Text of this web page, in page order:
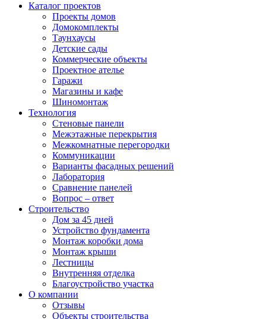
Каталог проектов
Проекты домов
Домокомплекты
Таунхаусы
Детские сады
Коммерческие объекты
Проектное ателье
Гаражи
Магазины и кафе
Шиномонтаж
Технология
Стеновые панели
Межэтажные перекрытия
Межкомнатные перегородки
Коммуникации
Варианты фасадных решений
Лаборатория
Сравнение панелей
Вопрос – ответ
Строительство
Дом за 45 дней
Устройство фундамента
Монтаж коробки дома
Монтаж крыши
Лестницы
Внутренняя отделка
Благоустройство участка
О компании
Отзывы
Объекты строительства